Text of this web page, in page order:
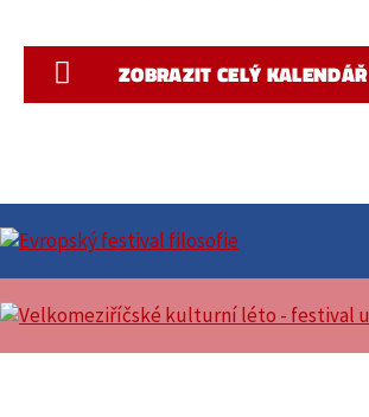
ZOBRAZIT CELÝ KALENDÁŘ